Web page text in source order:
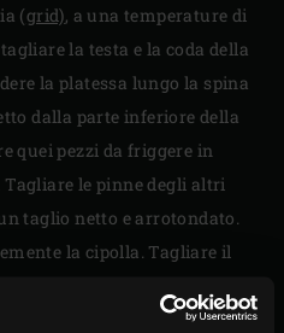
(grid), a una temperature di
la testa e la coda della
la platessa lungo la spina
dalla parte inferiore della
quei pezzi da friggere in
Tagliare le pinne degli altri
taglio netto e arrotondato.
la cipolla. Tagliare il
platessa con sale e pepe a